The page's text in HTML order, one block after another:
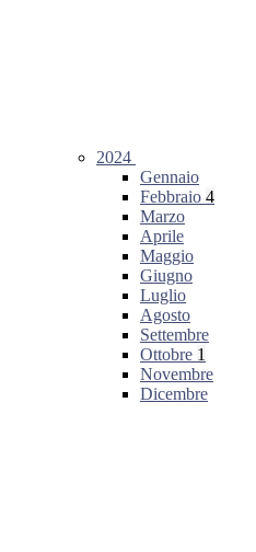
2024
Gennaio
Febbraio 4
Marzo
Aprile
Maggio
Giugno
Luglio
Agosto
Settembre
Ottobre 1
Novembre
Dicembre